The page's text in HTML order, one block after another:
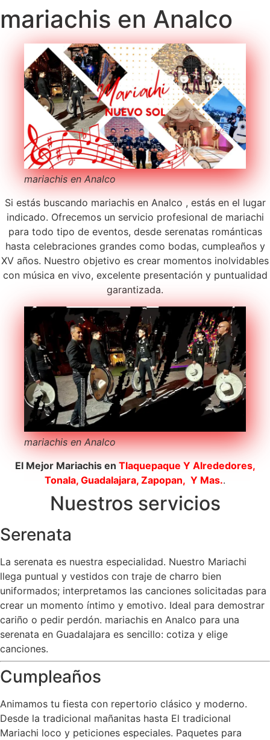
mariachis en Analco
mariachis en Analco
Si estás buscando mariachis en Analco , estás en el lugar
indicado. Ofrecemos un servicio profesional de mariachi
para todo tipo de eventos, desde serenatas románticas
hasta celebraciones grandes como bodas, cumpleaños y
XV años. Nuestro objetivo es crear momentos inolvidables
con música en vivo, excelente presentación y puntualidad
garantizada.
mariachis en Analco
El Mejor Mariachis en Tlaquepaque Y Alrededores,
Tonala, Guadalajara, Zapopan, Y Mas..
Nuestros servicios
Serenata
La serenata es nuestra especialidad. Nuestro Mariachi
llega puntual y vestidos con traje de charro bien
uniformados; interpretamos las canciones solicitadas para
crear un momento íntimo y emotivo. Ideal para demostrar
cariño o pedir perdón. mariachis en Analco para una
serenata en Guadalajara es sencillo: cotiza y elige
canciones.
Cumpleaños
Animamos tu fiesta con repertorio clásico y moderno.
Desde la tradicional mañanitas hasta El tradicional
Mariachi loco y peticiones especiales. Paquetes para